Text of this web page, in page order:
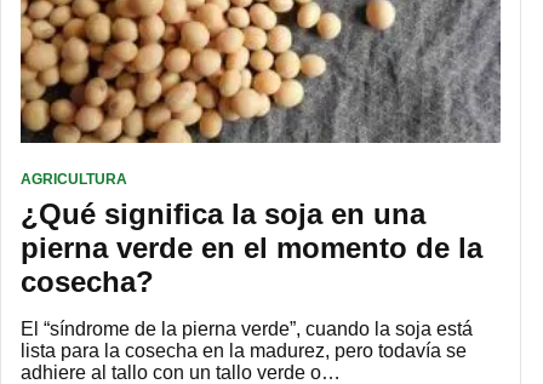
AGRICULTURA
¿Qué significa la soja en una
pierna verde en el momento de la
cosecha?
El “síndrome de la pierna verde”, cuando la soja está
lista para la cosecha en la madurez, pero todavía se
adhiere al tallo con un tallo verde o…